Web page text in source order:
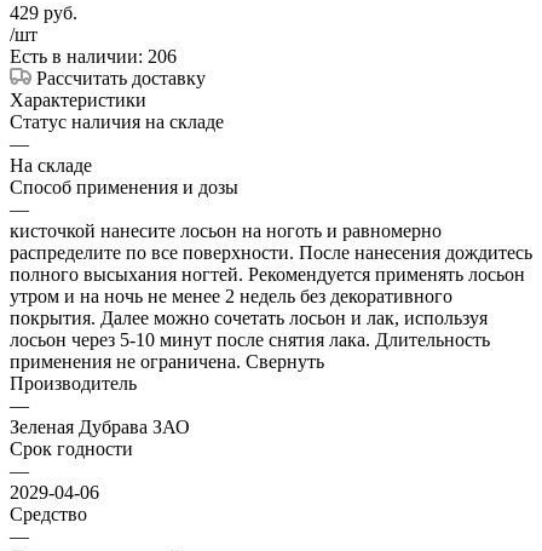
429 руб.
/шт
Есть в наличии: 206
Рассчитать доставку
Характеристики
Статус наличия на складе
—
На складе
Способ применения и дозы
—
кисточкой нанесите лосьон на ноготь и равномерно
распределите по все поверхности. После нанесения дождитесь
полного высыхания ногтей. Рекомендуется применять лосьон
утром и на ночь не менее 2 недель без декоративного
покрытия. Далее можно сочетать лосьон и лак, используя
лосьон через 5-10 минут после снятия лака. Длительность
применения не ограничена. Свернуть
Производитель
—
Зеленая Дубрава ЗАО
Срок годности
—
2029-04-06
Средство
—